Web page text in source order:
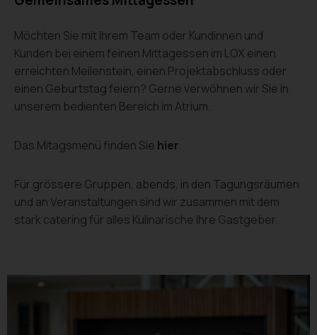
Möchten Sie mit Ihrem Team oder Kundinnen und
Kunden bei einem feinen Mittagessen im LOX einen
erreichten Meilenstein, einen Projektabschluss oder
einen Geburtstag feiern? Gerne verwöhnen wir Sie in
unserem bedienten Bereich im Atrium.
Das Mitagsmenü finden Sie hier.
Für grössere Gruppen, abends, in den Tagungsräumen
und an Veranstaltungen sind wir zusammen mit dem
stark catering für alles Kulinarische Ihre Gastgeber.